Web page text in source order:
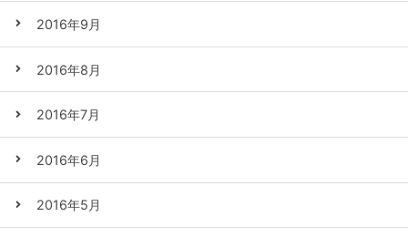
2016年9月
2016年8月
2016年7月
2016年6月
2016年5月